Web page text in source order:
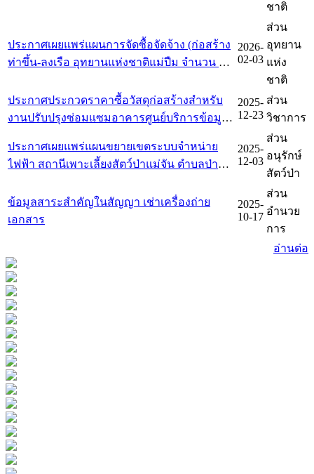
จำนวน ๔ รายการ
ชาติ
ประกาศเผยแพร่แผนการจัดซื้อจัดจ้าง (ก่อสร้าง
ท่าขึ้น-ลงเรือ อุทยานแห่งชาติแม่ปืม จำนวน 1
2026-
02-03
ส่วน
อุทยาน
แห่ง
ชาติ
ประกาศประกวดราคาซื้อวัสดุก่อสร้างสำหรับ
งานปรับปรุงซ่อมแซมอาคารศูนย์บริการข้อมูล
สลี ตำบลสันทราย อำเภอเมืองเชียงราย จังหวัด
เชียงราย
2025-
12-23
ส่วน
วิชาการ
ประกาศเผยแพร่แผนขยายเขตระบบจำหน่าย
ไฟฟ้า สถานีเพาะเลี้ยงสัตว์ป่าแม่จัน ตำบลป่าตึง
2025-
12-03
ส่วน
อนุรักษ์
สัตว์ป่า
ข้อมูลสาระสำคัญในสัญญา เช่าเครื่องถ่าย
เอกสาร
2025-
10-17
ส่วน
อำนวย
การ
อ่านต่อ